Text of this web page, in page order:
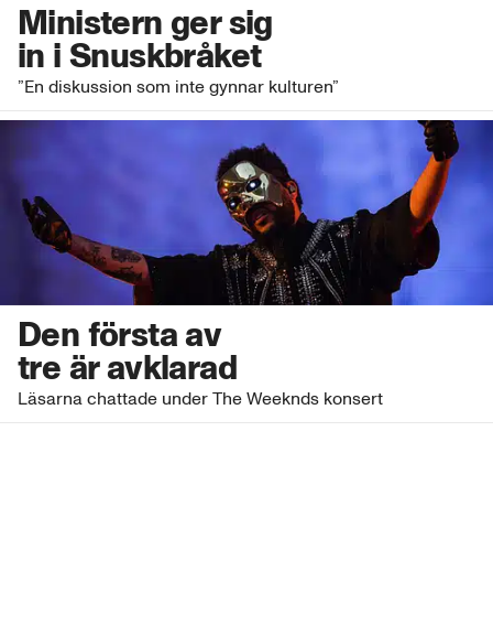
Ministern ger sig
in i Snuskbråket
”En diskussion som inte gynnar kulturen”
Den första av
tre är avklarad
Läsarna chattade under The Weeknds konsert